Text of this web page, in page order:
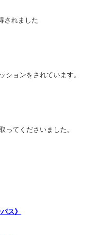
されました
ションをされています。
ってくださいました。
ス》